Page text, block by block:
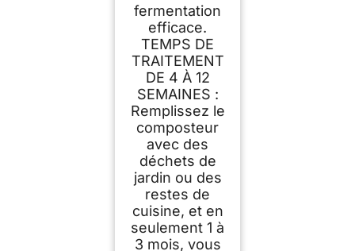
fermentation
efficace.
TEMPS DE
TRAITEMENT
DE 4 À 12
SEMAINES :
Remplissez le
composteur
avec des
déchets de
jardin ou des
restes de
cuisine, et en
seulement 1 à
3 mois, vous